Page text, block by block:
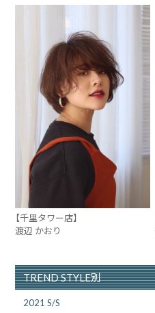
【千里タワー店】
渡辺 かおり
TREND STYLE別
2021 S/S